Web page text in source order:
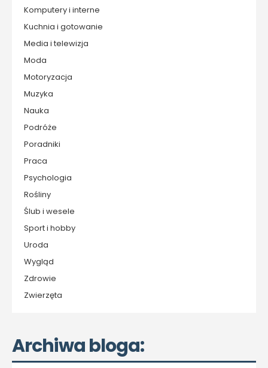
Komputery i interne
Kuchnia i gotowanie
Media i telewizja
Moda
Motoryzacja
Muzyka
Nauka
Podróże
Poradniki
Praca
Psychologia
Rośliny
Ślub i wesele
Sport i hobby
Uroda
Wygląd
Zdrowie
Zwierzęta
Archiwa bloga: